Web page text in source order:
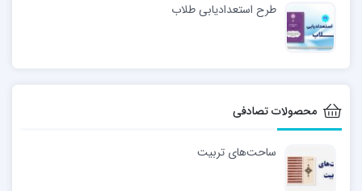
طرح استعدادیابی طلاب
محصولات تصادفی
ساحت‌های تربیت